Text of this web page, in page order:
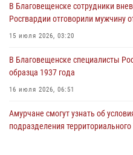
Координационного совета по
деятельности при Управлении
21 июля 2026, 01:10
В Благовещенске сотрудники
Росгвардии отговорили мужчину
15 июля 2026, 03:20
В Благовещенске специалисты
образца 1937 года
16 июля 2026, 06:51
Амурчане смогут узнать об
подразделения